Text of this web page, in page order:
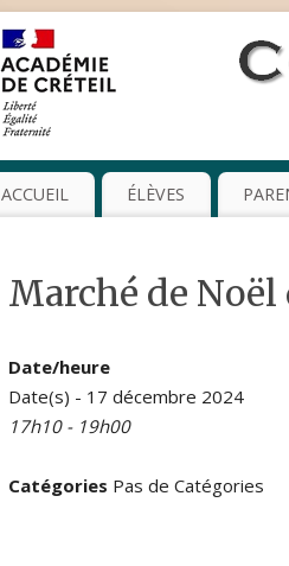
ACCUEIL ÉLÈVES
Marché de Noël
Date/heure
Date(s) - 17 décembre 2024
17h10 - 19h00
Catégories Pas de Catégories